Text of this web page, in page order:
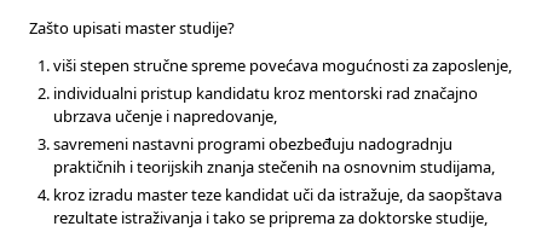
Zašto upisati master studije?
viši stepen stručne spreme povećava mogućnosti za zaposlenje,
individualni pristup kandidatu kroz mentorski rad značajno
ubrzava učenje i napredovanje,
savremeni nastavni programi obezbeđuju nadogradnju
praktičnih i teorijskih znanja stečenih na osnovnim studijama,
kroz izradu master teze kandidat uči da istražuje, da saopštava
rezultate istraživanja i tako se priprema za doktorske studije,